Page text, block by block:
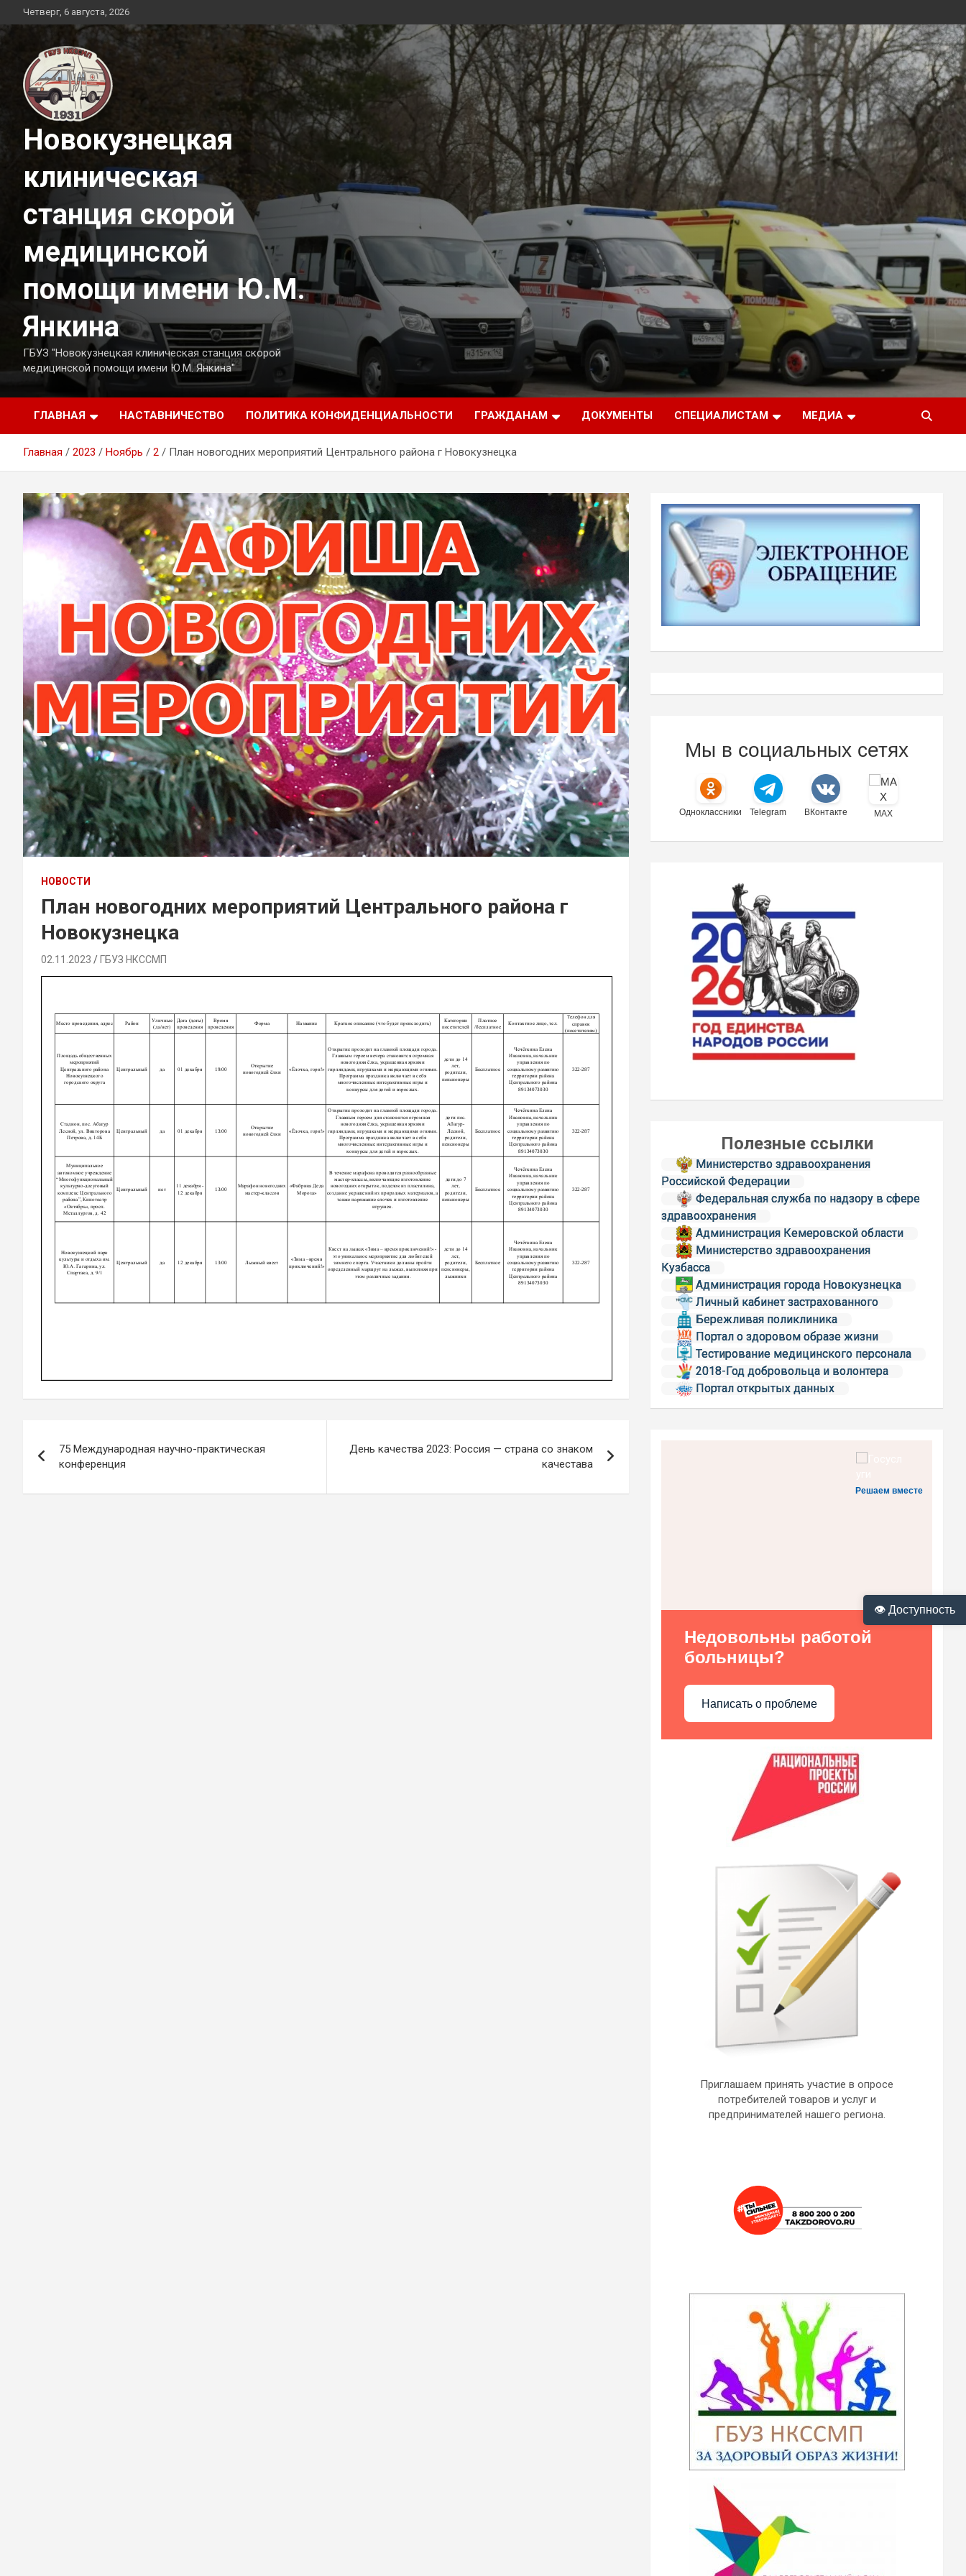
Перейти
к
содержимому
Четверг, 6 августа, 2026
Новокузнецкая
клиническая
станция скорой
медицинской
помощи имени Ю.М.
Янкина
ГБУЗ "Новокузнецкая клиническая станция скорой
медицинской помощи имени Ю.М. Янкина"
ГЛАВНАЯ НАСТАВНИЧЕСТВО ПОЛИТИКА КОНФИДЕНЦИАЛЬНОСТИ ГРАЖДАНАМ ДОКУМЕНТЫ СПЕЦИАЛИСТАМ МЕДИА
Главная 2023 Ноябрь 2 План новогодних мероприятий Центрального района г Новокузнецка
НОВОСТИ
План новогодних мероприятий Центрального района г
Новокузнецка
02.11.2023 ГБУЗ НКССМП
по
записям
75 Международная научно-практическая
конференция
День качества 2023: Россия — страна со знаком
качестава
👁 Доступность
Мы в социальных сетях
Одноклассники Telegram ВКонтакте MAX
Полезные ссылки
Министерство здравоохранения
Российской Федерации
Федеральная служба по надзору в сфере
здравоохранения
Администрация Кемеровской области
Министерство здравоохранения
Кузбасса
Администрация города Новокузнецка
Личный кабинет застрахованного
Бережливая поликлиника
Портал о здоровом образе жизни
Тестирование медицинского персонала
2018-Год добровольца и волонтера
Портал открытых данных
Решаем вместе
Недовольны работой
больницы?
Написать о проблеме
Приглашаем принять участие в опросе
потребителей товаров и услуг и
предпринимателей нашего региона.